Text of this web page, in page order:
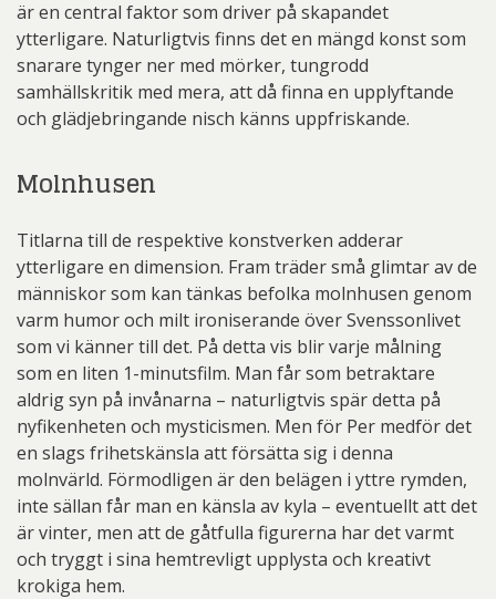
är en central faktor som driver på skapandet
ytterligare. Naturligtvis finns det en mängd konst som
snarare tynger ner med mörker, tungrodd
samhällskritik med mera, att då finna en upplyftande
och glädjebringande nisch känns uppfriskande.
Molnhusen
Titlarna till de respektive konstverken adderar
ytterligare en dimension. Fram träder små glimtar av de
människor som kan tänkas befolka molnhusen genom
varm humor och milt ironiserande över Svenssonlivet
som vi känner till det. På detta vis blir varje målning
som en liten 1-minutsfilm. Man får som betraktare
aldrig syn på invånarna – naturligtvis spär detta på
nyfikenheten och mysticismen. Men för Per medför det
en slags frihetskänsla att försätta sig i denna
molnvärld. Förmodligen är den belägen i yttre rymden,
inte sällan får man en känsla av kyla – eventuellt att det
är vinter, men att de gåtfulla figurerna har det varmt
och tryggt i sina hemtrevligt upplysta och kreativt
krokiga hem.